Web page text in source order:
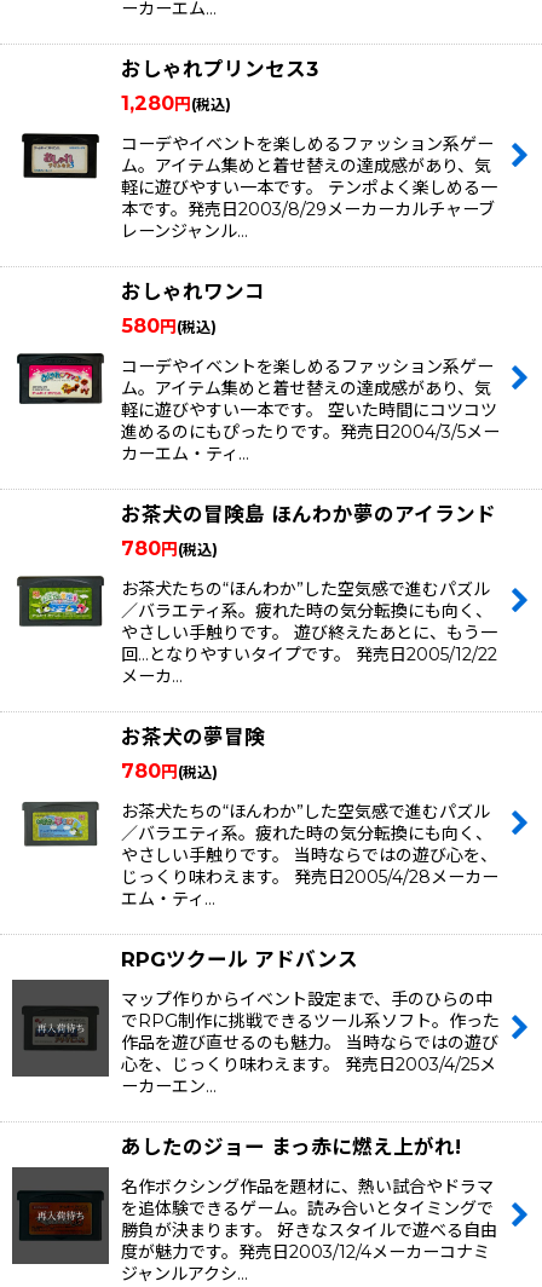
ーカーエム…
おしゃれプリンセス3
1,280円 (税込)
コーデやイベントを楽しめるファッション系ゲー
ム。アイテム集めと着せ替えの達成感があり、気
軽に遊びやすい一本です。 テンポよく楽しめる一
本です。発売日2003/8/29メーカーカルチャーブ
レーンジャンル…
おしゃれワンコ
580円 (税込)
コーデやイベントを楽しめるファッション系ゲー
ム。アイテム集めと着せ替えの達成感があり、気
軽に遊びやすい一本です。 空いた時間にコツコツ
進めるのにもぴったりです。発売日2004/3/5メー
カーエム・ティ…
お茶犬の冒険島 ほんわか夢のアイランド
780円 (税込)
お茶犬たちの“ほんわか”した空気感で進むパズル
／バラエティ系。疲れた時の気分転換にも向く、
やさしい手触りです。 遊び終えたあとに、もう一
回…となりやすいタイプです。 発売日2005/12/22
メーカ…
お茶犬の夢冒険
780円 (税込)
お茶犬たちの“ほんわか”した空気感で進むパズル
／バラエティ系。疲れた時の気分転換にも向く、
やさしい手触りです。 当時ならではの遊び心を、
じっくり味わえます。 発売日2005/4/28メーカー
エム・ティ…
RPGツクール アドバンス
マップ作りからイベント設定まで、手のひらの中
でRPG制作に挑戦できるツール系ソフト。作った
作品を遊び直せるのも魅力。 当時ならではの遊び
心を、じっくり味わえます。 発売日2003/4/25メ
ーカーエン…
あしたのジョー まっ赤に燃え上がれ!
名作ボクシング作品を題材に、熱い試合やドラマ
を追体験できるゲーム。読み合いとタイミングで
勝負が決まります。 好きなスタイルで遊べる自由
度が魅力です。発売日2003/12/4メーカーコナミ
ジャンルアクシ…